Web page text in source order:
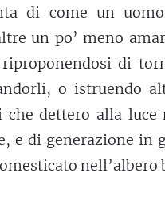
di come un
un po’ meno
di
o istruendo
dettero alla luce
e di generazione in
nell’albero